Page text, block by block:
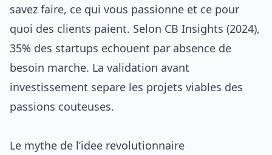
savez faire, ce qui vous passionne et ce pour
quoi des clients paient. Selon CB Insights (2024),
35% des startups echouent par absence de
besoin marche. La validation avant
investissement separe les projets viables des
passions couteuses.
Le mythe de l’idee revolutionnaire